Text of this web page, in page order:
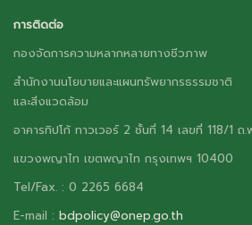
การติดต่อ
กองจัดการความหลากหลายทางชีวภาพ
สำนักงานนโยบายและแผนทรัพยากรธรรมชาติ
และสิ่งแวดล้อม
อาคารทิปโก้ ทาวเวอร์ 2 ชั้นที่ 14 เลขที่ 118/1 ถ.
แขวงพญาไท เขตพญาไท กรุงเทพฯ 10400
Tel/Fax. : 0 2265 6684
E-mail : bdpolicy@onep.go.th